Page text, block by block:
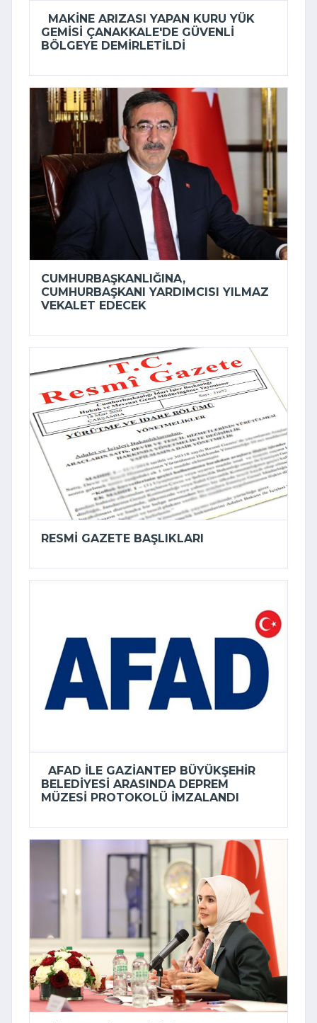
MAKINE ARIZASI YAPAN KURU YÜK
GEMISI ÇANAKKALE'DE GÜVENLI
BÖLGEYE DEMIRLETILDI
CUMHURBAŞKANLIĞINA,
CUMHURBAŞKANI YARDIMCISI YILMAZ
VEKALET EDECEK
RESMI GAZETE BAŞLIKLARI
AFAD ILE GAZIANTEP BÜYÜKŞEHIR
BELEDIYESI ARASINDA DEPREM
MÜZESI PROTOKOLÜ IMZALANDI